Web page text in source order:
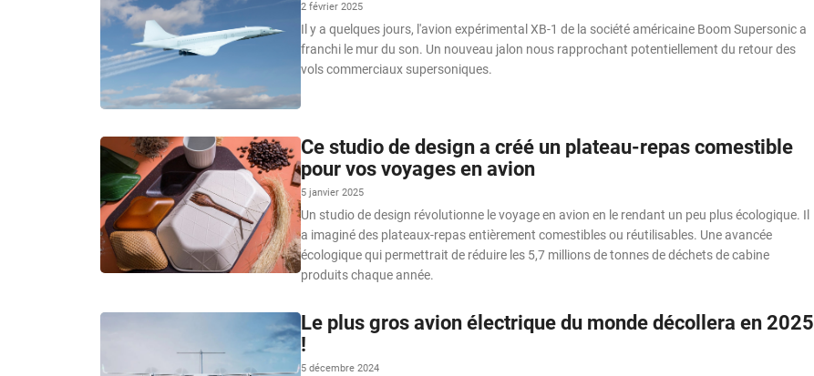
2 février 2025
Il y a quelques jours, l'avion expérimental XB-1 de la société américaine Boom Supersonic a
franchi le mur du son. Un nouveau jalon nous rapprochant potentiellement du retour des
vols commerciaux supersoniques.
Ce studio de design a créé un plateau-repas comestible
pour vos voyages en avion
5 janvier 2025
Un studio de design révolutionne le voyage en avion en le rendant un peu plus écologique. Il
a imaginé des plateaux-repas entièrement comestibles ou réutilisables. Une avancée
écologique qui permettrait de réduire les 5,7 millions de tonnes de déchets de cabine
produits chaque année.
Le plus gros avion électrique du monde décollera en 2025
!
5 décembre 2024